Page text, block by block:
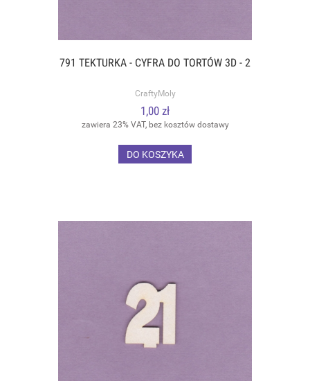
791 TEKTURKA - CYFRA DO TORTÓW 3D - 2
CraftyMoly
1,00 zł
zawiera 23% VAT, bez kosztów dostawy
DO KOSZYKA